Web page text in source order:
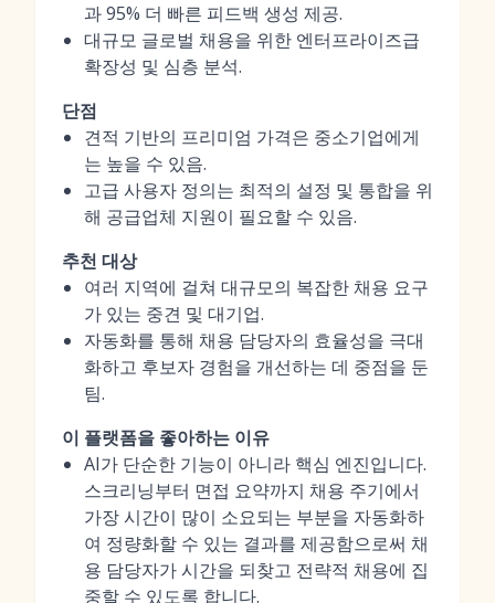
과 95% 더 빠른 피드백 생성 제공.
대규모 글로벌 채용을 위한 엔터프라이즈급
확장성 및 심층 분석.
단점
견적 기반의 프리미엄 가격은 중소기업에게
는 높을 수 있음.
고급 사용자 정의는 최적의 설정 및 통합을 위
해 공급업체 지원이 필요할 수 있음.
추천 대상
여러 지역에 걸쳐 대규모의 복잡한 채용 요구
가 있는 중견 및 대기업.
자동화를 통해 채용 담당자의 효율성을 극대
화하고 후보자 경험을 개선하는 데 중점을 둔
팀.
이 플랫폼을 좋아하는 이유
AI가 단순한 기능이 아니라 핵심 엔진입니다.
스크리닝부터 면접 요약까지 채용 주기에서
가장 시간이 많이 소요되는 부분을 자동화하
여 정량화할 수 있는 결과를 제공함으로써 채
용 담당자가 시간을 되찾고 전략적 채용에 집
중할 수 있도록 합니다.